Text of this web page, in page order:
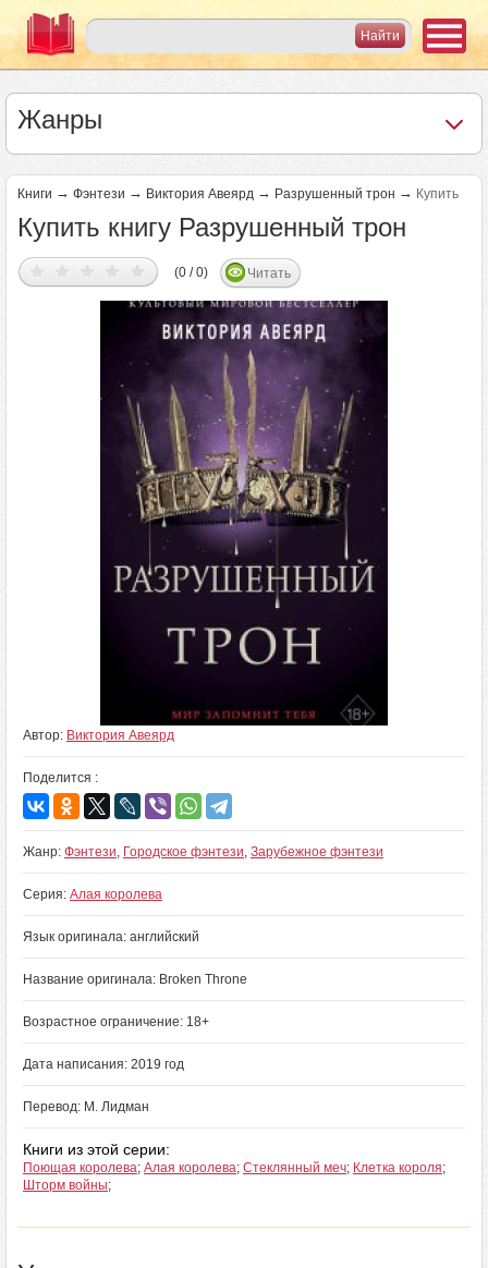
Жанры
Книги → Фэнтези → Виктория Авеярд → Разрушенный трон → Купить
Купить книгу Разрушенный трон
(0 / 0) Читать
Автор: Виктория Авеярд
Поделится :
Жанр: Фэнтези, Городское фэнтези, Зарубежное фэнтези
Серия: Алая королева
Язык оригинала: английский
Название оригинала: Broken Throne
Возрастное ограничение: 18+
Дата написания: 2019 год
Перевод: М. Лидман
Книги из этой серии:
Поющая королева; Алая королева; Стеклянный меч; Клетка короля;
Шторм войны;